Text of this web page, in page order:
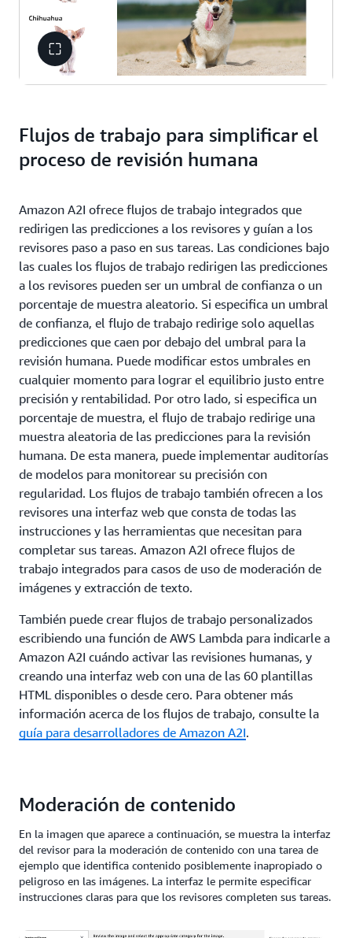
Flujos de trabajo para simplificar el
proceso de revisión humana
Amazon A2I ofrece flujos de trabajo integrados que
redirigen las predicciones a los revisores y guían a los
revisores paso a paso en sus tareas. Las condiciones bajo
las cuales los flujos de trabajo redirigen las predicciones
a los revisores pueden ser un umbral de confianza o un
porcentaje de muestra aleatorio. Si especifica un umbral
de confianza, el flujo de trabajo redirige solo aquellas
predicciones que caen por debajo del umbral para la
revisión humana. Puede modificar estos umbrales en
cualquier momento para lograr el equilibrio justo entre
precisión y rentabilidad. Por otro lado, si especifica un
porcentaje de muestra, el flujo de trabajo redirige una
muestra aleatoria de las predicciones para la revisión
humana. De esta manera, puede implementar auditorías
de modelos para monitorear su precisión con
regularidad. Los flujos de trabajo también ofrecen a los
revisores una interfaz web que consta de todas las
instrucciones y las herramientas que necesitan para
completar sus tareas. Amazon A2I ofrece flujos de
trabajo integrados para casos de uso de moderación de
imágenes y extracción de texto.
También puede crear flujos de trabajo personalizados
escribiendo una función de AWS Lambda para indicarle a
Amazon A2I cuándo activar las revisiones humanas, y
creando una interfaz web con una de las 60 plantillas
HTML disponibles o desde cero. Para obtener más
información acerca de los flujos de trabajo, consulte la
guía para desarrolladores de Amazon A2I.
Moderación de contenido
En la imagen que aparece a continuación, se muestra la interfaz
del revisor para la moderación de contenido con una tarea de
ejemplo que identifica contenido posiblemente inapropiado o
peligroso en las imágenes. La interfaz le permite especificar
instrucciones claras para que los revisores completen sus tareas.